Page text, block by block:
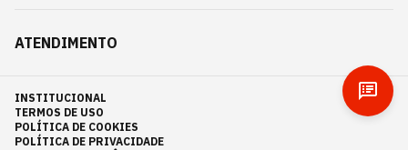
ATENDIMENTO
INSTITUCIONAL
TERMOS DE USO
POLÍTICA DE COOKIES
POLÍTICA DE PRIVACIDADE